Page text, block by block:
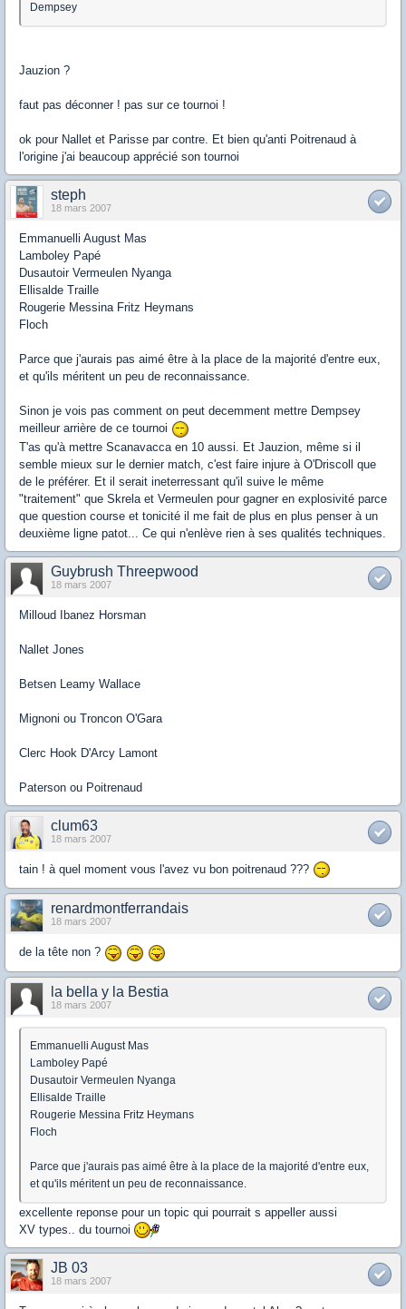
Dempsey
Jauzion ?
faut pas déconner ! pas sur ce tournoi !
ok pour Nallet et Parisse par contre. Et bien qu'anti Poitrenaud à
l'origine j'ai beaucoup apprécié son tournoi
steph
18 mars 2007
Emmanuelli August Mas
Lamboley Papé
Dusautoir Vermeulen Nyanga
Ellisalde Traille
Rougerie Messina Fritz Heymans
Floch
Parce que j'aurais pas aimé être à la place de la majorité d'entre eux,
et qu'ils méritent un peu de reconnaissance.
Sinon je vois pas comment on peut decemment mettre Dempsey
meilleur arrière de ce tournoi
T'as qu'à mettre Scanavacca en 10 aussi. Et Jauzion, même si il
semble mieux sur le dernier match, c'est faire injure à O'Driscoll que
de le préférer. Et il serait ineterressant qu'il suive le même
"traitement" que Skrela et Vermeulen pour gagner en explosivité parce
que question course et tonicité il me fait de plus en plus penser à un
deuxième ligne patot... Ce qui n'enlève rien à ses qualités techniques.
Guybrush Threepwood
18 mars 2007
Milloud Ibanez Horsman
Nallet Jones
Betsen Leamy Wallace
Mignoni ou Troncon O'Gara
Clerc Hook D'Arcy Lamont
Paterson ou Poitrenaud
clum63
18 mars 2007
tain ! à quel moment vous l'avez vu bon poitrenaud ???
renardmontferrandais
18 mars 2007
de la tête non ?
la bella y la Bestia
18 mars 2007
Emmanuelli August Mas
Lamboley Papé
Dusautoir Vermeulen Nyanga
Ellisalde Traille
Rougerie Messina Fritz Heymans
Floch
Parce que j'aurais pas aimé être à la place de la majorité d'entre eux,
et qu'ils méritent un peu de reconnaissance.
excellente reponse pour un topic qui pourrait s appeller aussi
XV types.. du tournoi
JB 03
18 mars 2007